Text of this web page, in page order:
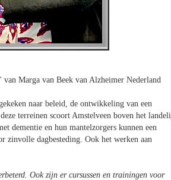
Marga van Beek van Alzheimer Nederland
naar beleid, de ontwikkeling van een
terreinen scoort Amstelveen boven het
dementie en hun mantelzorgers kunnen een
zinvolle dagbesteding. Ook het werken aan
Ook zijn er cursussen en trainingen voor